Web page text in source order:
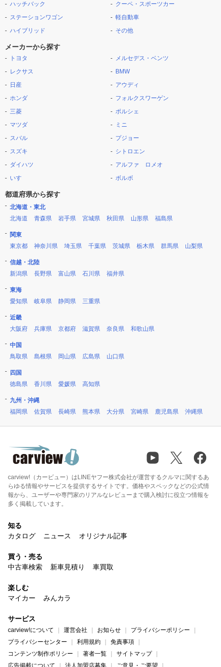
ハッチバック
ステーションワゴン
ハイブリッド
クーペ・スポーツカー
軽自動車
その他
メーカーから探す
トヨタ
レクサス
日産
ホンダ
三菱
マツダ
スバル
スズキ
ダイハツ
いすゞ
メルセデス・ベンツ
BMW
アウディ
フォルクスワーゲン
ポルシェ
ミニ
プジョー
シトロエン
アルファ ロメオ
ボルボ
都道府県から探す
北海道・東北
北海道
青森県 岩手県 宮城県 秋田県 山形県 福島県
関東
東京都
神奈川県 埼玉県 千葉県 茨城県 栃木県 群馬県 山梨県
信越・北陸
新潟県
長野県 富山県 石川県 福井県
東海
愛知県
岐阜県 静岡県 三重県
近畿
大阪府
兵庫県 京都府 滋賀県 奈良県 和歌山県
中国
鳥取県
島根県 岡山県 広島県 山口県
四国
徳島県
香川県 愛媛県 高知県
九州・沖縄
福岡県
佐賀県 長崎県 熊本県 大分県 宮崎県 鹿児島県 沖縄県
carview!（カービュー）はLINEヤフー株式会社が運営するクルマに関するあ
らゆる情報やサービスを提供するサイトです。価格やスペックなどの公式情
報から、ユーザーや専門家のリアルなレビューまで購入検討に役立つ情報を
多く掲載しています。
知る
カタログ
ニュース オリジナル記事
買う・売る
中古車検索
新車見積り 車買取
楽しむ
マイカー
みんカラ
サービス
carview!について 運営会社 お知らせ
プライバシーポリシー
プライバシーセンター
利用規約
免責事項
コンテンツ制作ポリシー
著者一覧
サイトマップ